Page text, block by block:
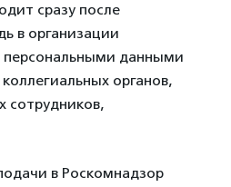
сразу после
в организации
персональными данными
органов,
сотрудников,
в Роскомнадзор